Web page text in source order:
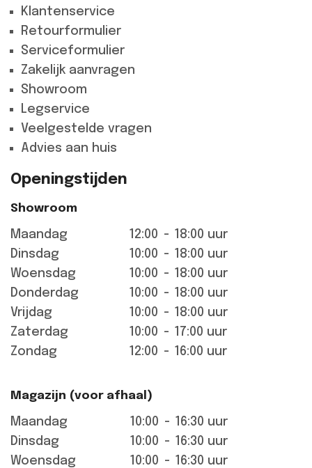
Klantenservice
Retourformulier
Serviceformulier
Zakelijk aanvragen
Showroom
Legservice
Veelgestelde vragen
Advies aan huis
Openingstijden
Showroom
Maandag 12:00 - 18:00 uur
Dinsdag
10:00 - 18:00 uur
Woensdag
10:00 - 18:00 uur
Donderdag
10:00 - 18:00 uur
Vrijdag
10:00 - 18:00 uur
Zaterdag
10:00 - 17:00 uur
Zondag
12:00 - 16:00 uur
Magazijn (voor afhaal)
Maandag 10:00 - 16:30 uur
Dinsdag
10:00 - 16:30 uur
Woensdag
10:00 - 16:30 uur